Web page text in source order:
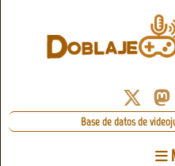
Base de datos de